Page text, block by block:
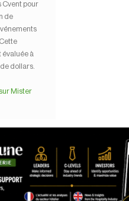
pour
de
évaluée à
dollars.
Mister